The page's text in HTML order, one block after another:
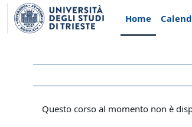
Vai al contenuto principale
Home
Questo corso al momento non è